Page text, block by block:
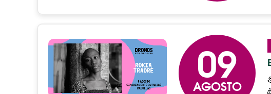
09
AGOSTO